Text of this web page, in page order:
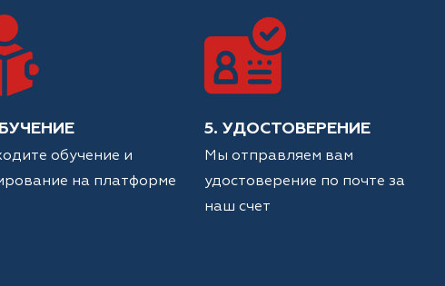
обучение и
на платформе
5. УДОСТОВЕРЕНИЕ
Мы отправляем вам
удостоверение по почте за
наш счет